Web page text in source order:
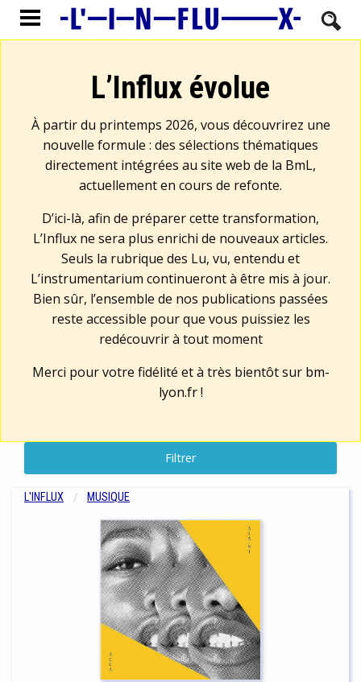
L’Influx évolue
À partir du printemps 2026, vous découvrirez une
nouvelle formule : des sélections thématiques
directement intégrées au site web de la BmL,
actuellement en cours de refonte.
D’ici-là, afin de préparer cette transformation,
L’Influx ne sera plus enrichi de nouveaux articles.
Seuls la rubrique des Lu, vu, entendu et
L’instrumentarium continueront à être mis à jour.
Bien sûr, l’ensemble de nos publications passées
reste accessible pour que vous puissiez les
redécouvrir à tout moment
Merci pour votre fidélité et à très bientôt sur bm-
lyon.fr!
Filtrer
L'INFLUX MUSIQUE